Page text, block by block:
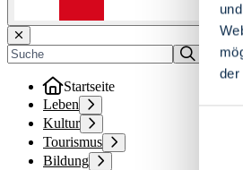
der
Startseite
Leben
Kultur
Tourismus
Bildung